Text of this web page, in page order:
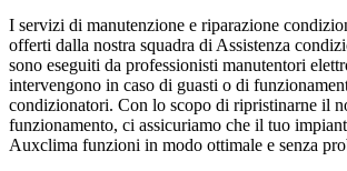
I servizi di manutenzione e riparazione
offerti dalla nostra squadra di Assistenza
sono eseguiti da professionisti manutentori
intervengono in caso di guasti o di
condizionatori. Con lo scopo di ripristinarne il
funzionamento, ci assicuriamo che il tuo
Auxclima funzioni in modo ottimale e senza